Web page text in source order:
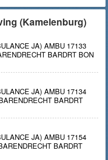
(Kamelenburg)
JA) AMBU 17133
BARDRT BON
JA) AMBU 17134
BARDRT
JA) AMBU 17154
BARDRT